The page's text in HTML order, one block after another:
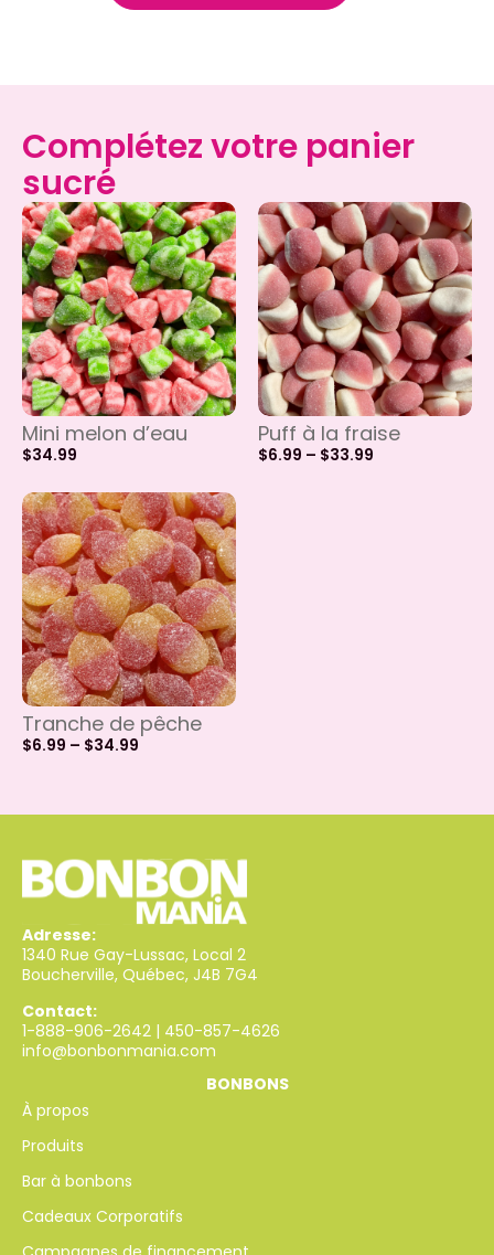
Complétez votre panier
sucré
Mini melon d’eau
$34.99
Puff à la fraise
$6.99 – $33.99
Tranche de pêche
$6.99 – $34.99
Adresse:
1340 Rue Gay-Lussac, Local 2
Boucherville, Québec, J4B 7G4
Contact:
1-888-906-2642 | 450-857-4626
info@bonbonmania.com
BONBONS
À propos
Produits
Bar à bonbons
Cadeaux Corporatifs